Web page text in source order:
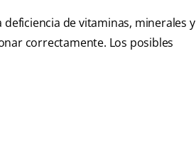
de vitaminas, minerales y
correctamente. Los posibles